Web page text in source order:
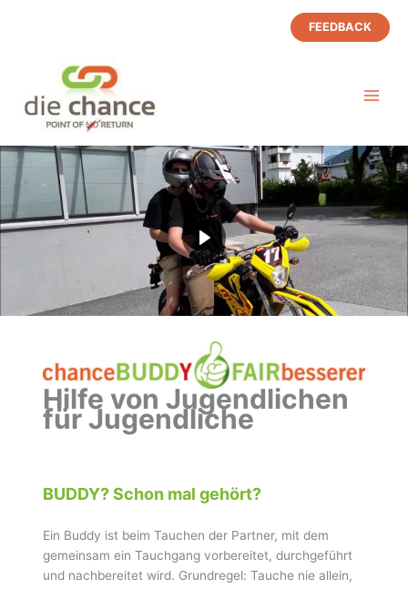
FEEDBACK
Hilfe von Jugendlichen
für Jugendliche
BUDDY? Schon mal gehört?
Ein Buddy ist beim Tauchen der Partner, mit dem
gemeinsam ein Tauchgang vorbereitet, durchgeführt
und nachbereitet wird. Grundregel: Tauche nie allein,